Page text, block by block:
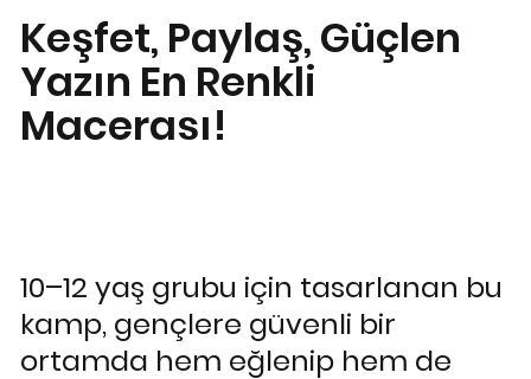
Keşfet, Paylaş, Güçlen
Yazın En Renkli
Macerası!
10–12 yaş grubu için tasarlanan bu
kamp, gençlere güvenli bir
ortamda hem eğlenip hem de